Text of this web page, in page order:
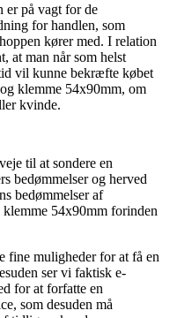
er på vagt for de
for handlen, som
kører med. I relation
at man når som helst
vil kunne bekræfte købet
klemme 54x90mm, om
kvinde.
til at sondere en
bedømmelser og herved
bedømmelser af
54x90mm forinden
fine muligheder for at få en
ser vi faktisk e-
for at forfatte en
som desuden må